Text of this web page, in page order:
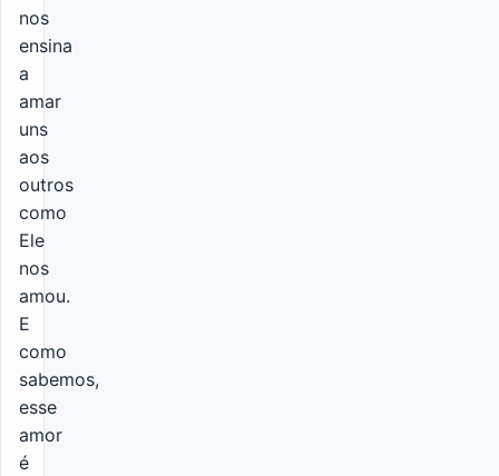
nos
ensina
a
amar
uns
aos
outros
como
Ele
nos
amou.
E
como
sabemos,
esse
amor
é